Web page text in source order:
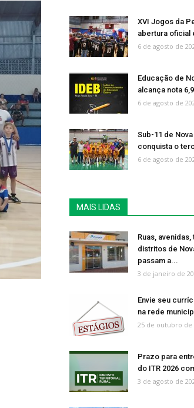
XVI Jogos da
abertura oficial
6 de agosto de
Educação de
alcança nota
6 de agosto de
Sub-11 de
conquista o
6 de agosto de
MAIS LIDAS
Ruas,
distritos de
passam a...
3 de janeiro de
Envie seu
na rede
25 de outubro de
Prazo para
do ITR 2026
3 de agosto de